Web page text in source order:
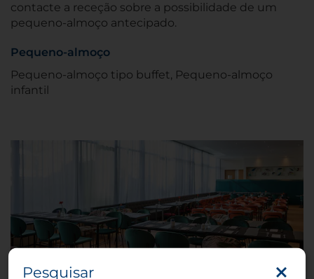
contacte a receção sobre a possibilidade de um
pequeno-almoço antecipado.
Pequeno-almoço
Pequeno-almoço tipo buffet, Pequeno-almoço
infantil
Pesquisar